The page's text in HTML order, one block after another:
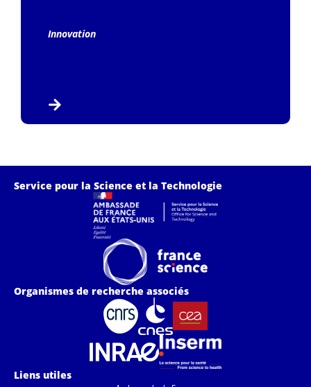
Innovation
Service pour la Science et la Technologie
Organismes de recherche associés
Liens utiles